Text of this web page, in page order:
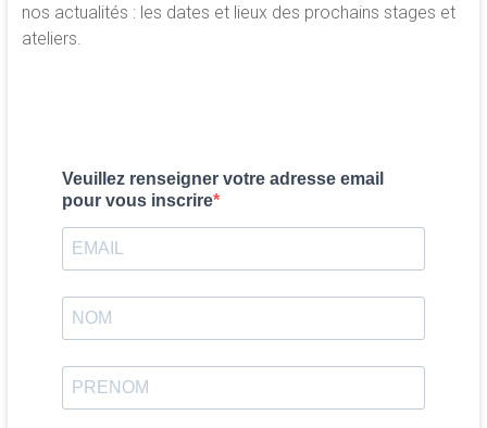
nos actualités : les dates et lieux des prochains stages et
ateliers.
Veuillez renseigner votre adresse email
pour vous inscrire